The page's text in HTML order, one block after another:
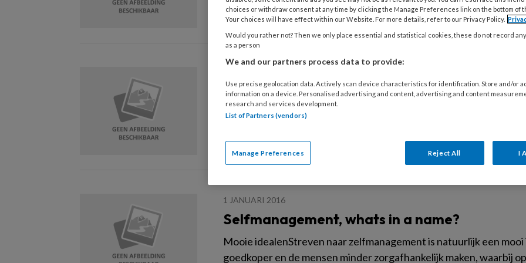
‘journaaltjes’, waar we opmerkelijk onderzoek binnen ons
In transitie naar persoonsgerichte zorg
Kwaliteit van levenTransities zijn er in soorten en maten. Ook
transities door. Zo willen we nu van ziektegeoriënteerde naar
1 JANUARI 2016
Selfmanagement, whats in a name?
Mooie idealenStreven naar zelfmanagement is natuurlijk een
goedkoper en de mensen minder zorgafhankelijk maken, waarbij
choices or withdraw consent at any time by clicking the Manage Preferences link on the bottom of
Your choices will have effect within our Website. For more details, refer to our Privacy Policy.
Would you rather not? Then we only place essential and statistical cookies, these do not record
as a person
We and our partners process data to provide:
Use precise geolocation data. Actively scan device characteristics for identification. Store and/or
information on a device. Personalised advertising and content, advertising and content
research and services development.
List of Partners (vendors)
Manage Preferences Reject All I